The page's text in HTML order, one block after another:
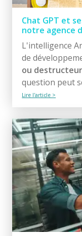
Chat GPT et
notre agence
L'intelligence
de
ou
question peut
Lire l'article >